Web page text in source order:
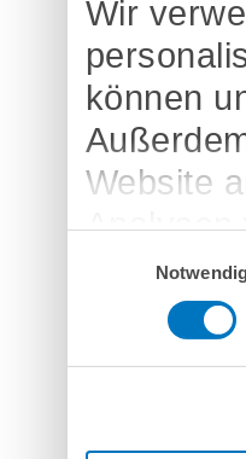
Wir
können
Website
Analysen
Dienste